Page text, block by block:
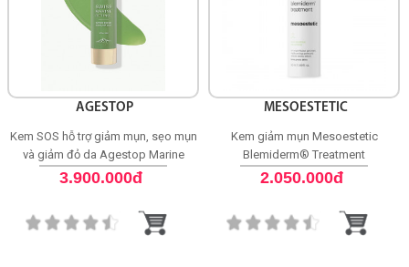
AGESTOP
Kem SOS hỗ trợ giảm mụn, sẹo mụn
và giảm đỏ da Agestop Marine
Retinol SOS Ultra Balm
3.900.000đ
MESOESTETIC
Kem giảm mụn Mesoestetic
Blemiderm® Treatment
2.050.000đ